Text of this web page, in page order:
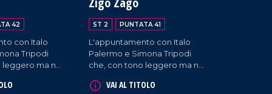
42
con Italo
Tripodi
ma non
intervistano
ST 2 PUNTATA 41
L'appuntamento con Italo
Palermo e Simona Tripodi
che, con tono leggero ma non
l'informazione e intervistano
VAI AL TITOLO